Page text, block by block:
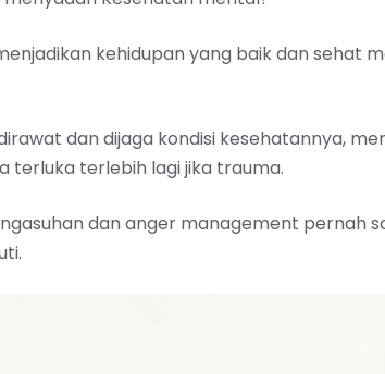
kehidupan yang baik dan sehat
dan dijaga kondisi kesehatannya,
terluka terlebih lagi jika trauma.
dan anger management pernah